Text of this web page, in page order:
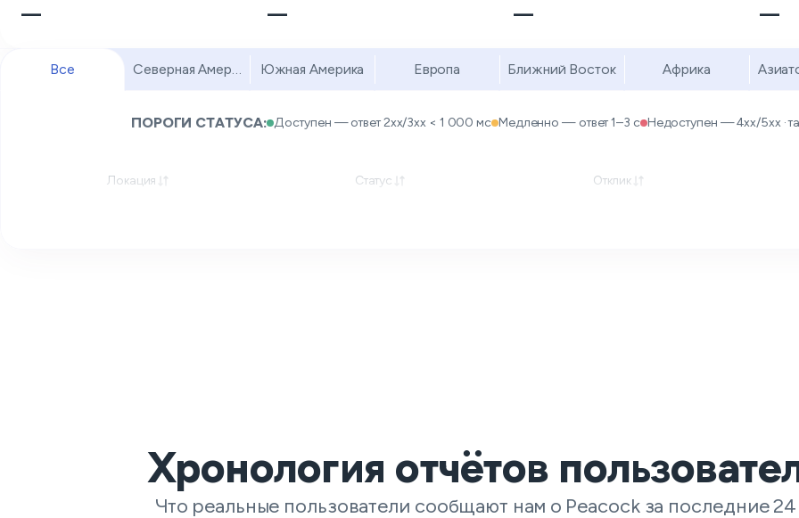
— — — —
Все Северная Америка Южная Америка Европа Ближний Восток Африка
ПОРОГИ СТАТУСА: Доступен — ответ 2xx/3xx < 1 000 мс Медленно — ответ 1–3 с Недоступен — 4xx/5xx ·
Локация Статус Отклик
Хронология отчётов
Что реальные пользователи сообщают нам о Peacock за последние 24